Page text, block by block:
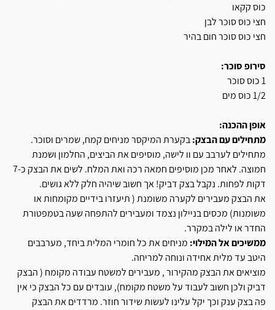
כוס קקאו
חצי כוס סוכר לבן
חצי כוס סוכר חום בהיר
סירופ סוכר:
1 כוס סוכר
1/2 כוס מים
אופן ההכנה:
מתחילים עם הבצק: בקערת המיקסר מניחים קמח, שמרים וסוכר.
מתחילים לערבב עם וו לישה, מוסיפים את הביצים, החלמון ושמנת
חמוצה. לאחר מכן מוסיפים חמאה רכה ואת המלח. לשים את הבצק כ-7
דקות לפחות. נקבל בצק דביק! אך חשוב שיהיה חלק ללא גושים.
את הבצק מעבירים לקערה משומנת ( תיעזרו בידיים מקומחות או
משומנות) מכסים בניילון נצמד ומעבירים להתפחה שעה בטמפטורת
החדר או לילה במקרר.
ממשיכים אל המילוי: מניחים את כל חומרי המלית ביחד, מערבבים
היטב עד מלית אחידה ונוחה למריחה.
מוציאים את הבצק מהקירור , מעבירים למשטח עבודה מקומח ( הבצק
דביק ולכן חשוב לעבוד על משטח מקומח), עובדים עם כל הבצק כי אין
פה בצק ענק וכך יקל עלינו לעשות שידור חוזר. מרדדים את הבצק